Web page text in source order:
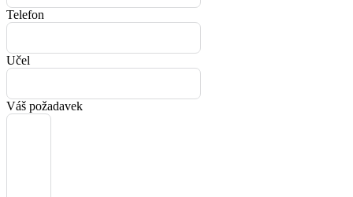
Telefon
Učel
Váš požadavek